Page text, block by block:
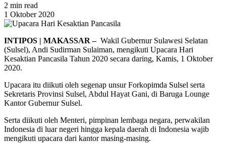
2 min read
1 Oktober 2020
INTIPOS | MAKASSAR – Wakil Gubernur Sulawesi Selatan
(Sulsel), Andi Sudirman Sulaiman, mengikuti Upacara Hari
Kesaktian Pancasila Tahun 2020 secara daring, Kamis, 1 Oktober
2020.
Upacara itu diikuti oleh segenap unsur Forkopimda Sulsel serta
Sekretaris Provinsi Sulsel, Abdul Hayat Gani, di Baruga Lounge
Kantor Gubernur Sulsel.
Serta diikuti oleh Menteri, pimpinan lembaga negara, perwakilan
Indonesia di luar negeri hingga kepala daerah di Indonesia wajib
mengikuti upacara dari kantor masing-masing.